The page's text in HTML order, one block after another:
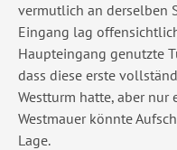
vermutlich an derselben
Eingang lag
Haupteingang genutzte
dass diese erste
Westturm hatte, aber nur
Westmauer könnte
Lage.